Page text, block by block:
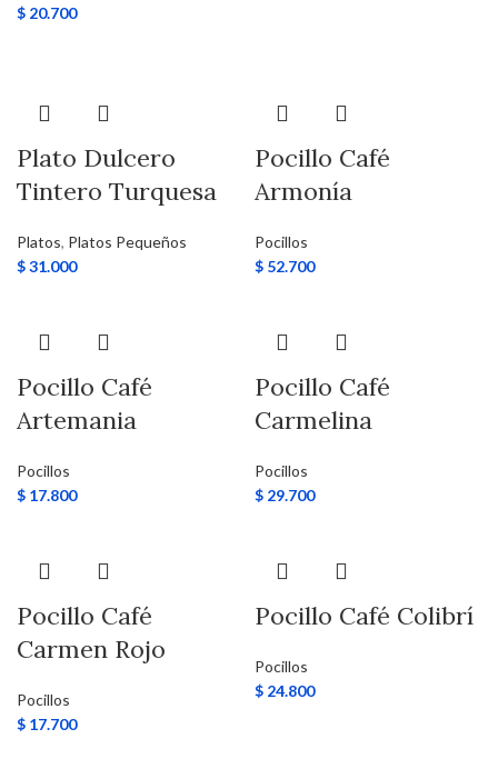
$ 20.700
Plato Dulcero
Tintero Turquesa
Platos, Platos Pequeños
$31.000
Pocillo Café
Armonía
Pocillos
$ 52.700
Pocillo Café
Artemania
Pocillos
$ 17.800
Pocillo Café
Carmelina
Pocillos
$ 29.700
Pocillo Café
Carmen Rojo
Pocillos
$ 17.700
Pocillo Café Colibrí
Pocillos
$ 24.800